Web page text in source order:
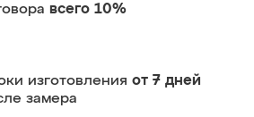
всего 10%
изготовления от 7 дней
замера